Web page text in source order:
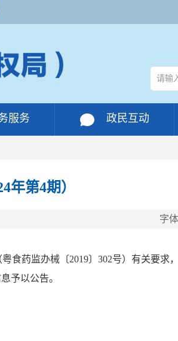
服务 政民互动
年第4期）
字
食药监办械〔2019〕302号）有关要求
予以公告。